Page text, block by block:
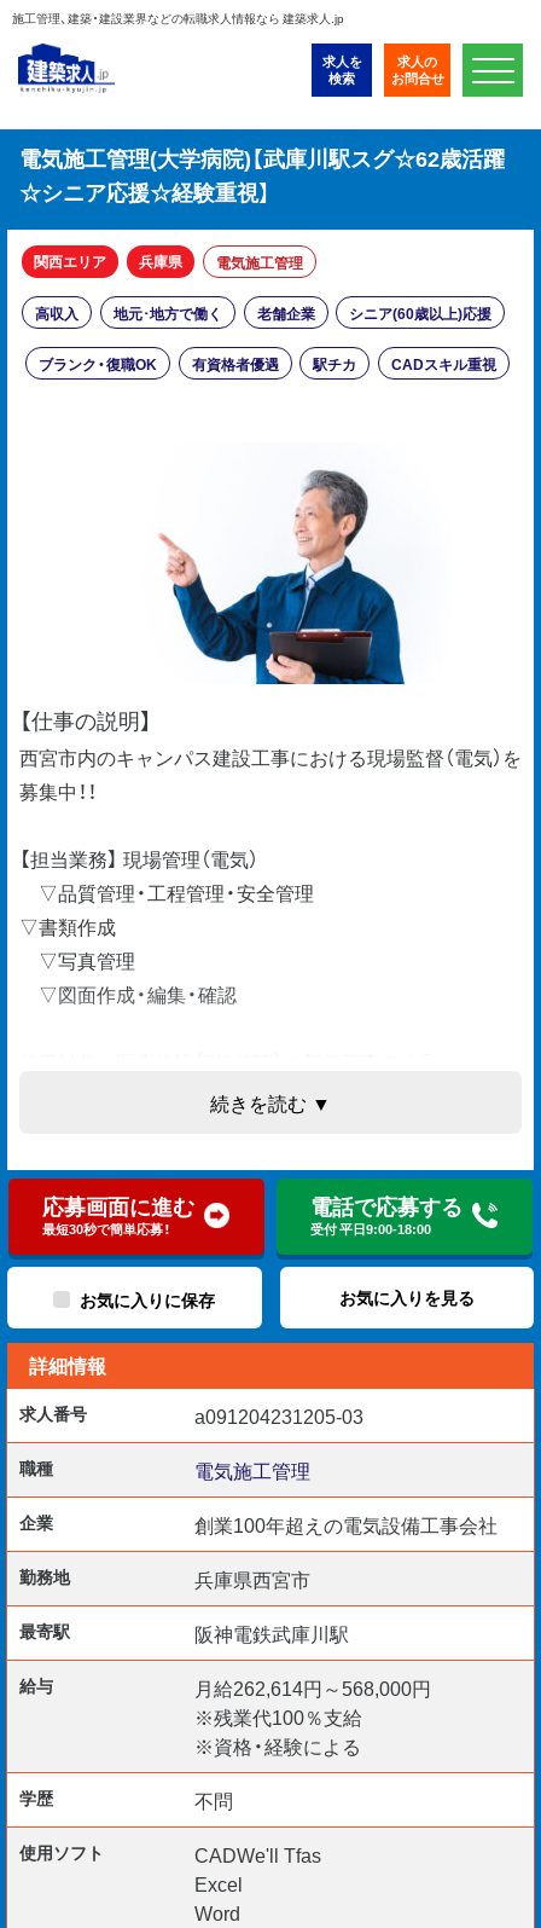
施工管理、建築・建設業界などの転職求人情報なら 建築求人.jp
求人を
検索
求人の
お問合せ
電気施工管理(大学病院)【武庫川駅スグ☆62歳活躍
☆シニア応援☆経験重視】
関西エリア 兵庫県 電気施工管理
高収入 地元･地方で働く 老舗企業 シニア(60歳以上)応援
ブランク・復職OK 有資格者優遇 駅チカ CADスキル重視
【仕事の説明】
西宮市内のキャンパス建設工事における現場監督（電気）を
募集中！！
【担当業務】 現場管理（電気）
▽品質管理・工程管理・安全管理
▽書類作成
▽写真管理
▽図面作成・編集・確認
【必須要件】
▽現場監督経験：15年以上
▽CADスキル：（Tfas）
▽要資格：1級電気工事施工管理技士
長年にわたって培ってきたスキルや知見をお持ちの方、ゼ
是非ご応募ください！
☆給与仮払い制度アリ
☆資格取得支援制度アリ
☆リモート面談 随時実施中
☆TEL・WEB・チャットで応募受付中
続きを読む ▼
応募画面に進む
最短30秒で簡単応募！
電話で応募する
受付 平日9:00-18:00
お気に入りに保存 お気に入りを見る
詳細情報
求人番号 a091204231205-03
職種 電気施工管理
企業 創業100年超えの電気設備工事会社
勤務地 兵庫県西宮市
最寄駅 阪神電鉄武庫川駅
給与
月給262,614円～568,000円
※残業代100％支給
※資格・経験による
学歴 不問
使用ソフト
CADWe'll Tfas
Excel
Word